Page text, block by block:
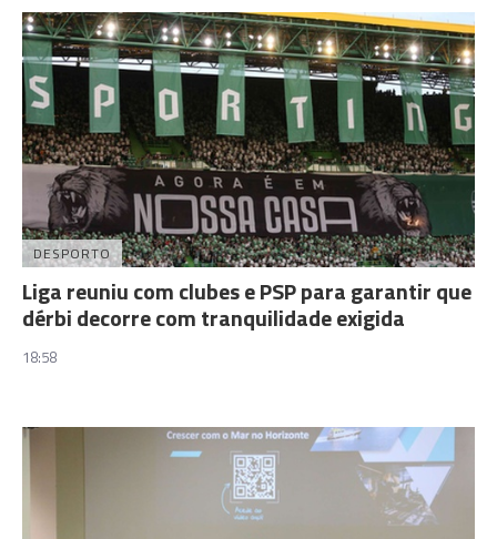
DESPORTO
Liga reuniu com clubes e PSP para garantir que
dérbi decorre com tranquilidade exigida
18:58